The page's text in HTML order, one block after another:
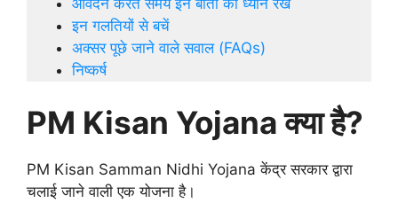
इन गलतियों से बचें
अक्सर पूछे जाने वाले सवाल (FAQs)
निष्कर्ष
PM Kisan Yojana क्या है?
PM Kisan Samman Nidhi Yojana केंद्र सरकार द्वारा
चलाई जाने वाली एक योजना है।